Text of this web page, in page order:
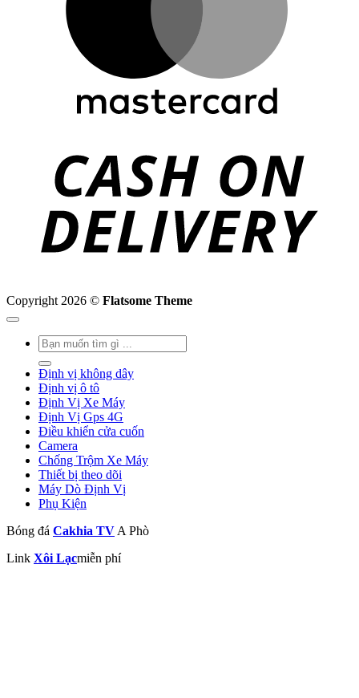
Copyright 2026 © Flatsome Theme
Tìm
kiếm:
Định vị không dây
Định vị ô tô
Định Vị Xe Máy
Định Vị Gps 4G
Điều khiển cửa cuốn
Camera
Chống Trộm Xe Máy
Thiết bị theo dõi
Máy Dò Định Vị
Phụ Kiện
Bóng đá Cakhia TV A Phò
Link Xôi Lạcmiễn phí